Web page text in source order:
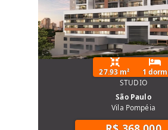
27.93 m²
1 dorm
STUDIO
São Paulo
Vila Pompéia